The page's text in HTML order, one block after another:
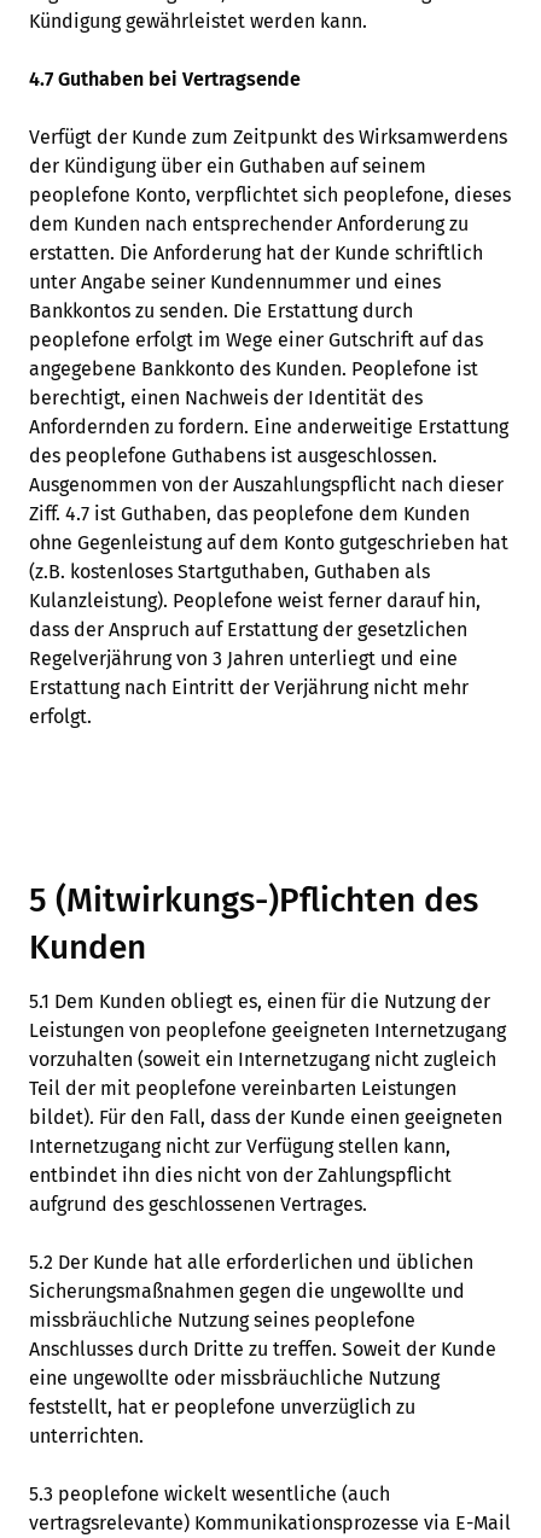
Kündigung gewährleistet werden kann.
4.7 Guthaben bei Vertragsende
Verfügt der Kunde zum Zeitpunkt des Wirksamwerdens
der Kündigung über ein Guthaben auf seinem
peoplefone Konto, verpflichtet sich peoplefone, dieses
dem Kunden nach entsprechender Anforderung zu
erstatten. Die Anforderung hat der Kunde schriftlich
unter Angabe seiner Kundennummer und eines
Bankkontos zu senden. Die Erstattung durch
peoplefone erfolgt im Wege einer Gutschrift auf das
angegebene Bankkonto des Kunden. Peoplefone ist
berechtigt, einen Nachweis der Identität des
Anfordernden zu fordern. Eine anderweitige Erstattung
des peoplefone Guthabens ist ausgeschlossen.
Ausgenommen von der Auszahlungspflicht nach dieser
Ziff. 4.7 ist Guthaben, das peoplefone dem Kunden
ohne Gegenleistung auf dem Konto gutgeschrieben hat
(z.B. kostenloses Startguthaben, Guthaben als
Kulanzleistung). Peoplefone weist ferner darauf hin,
dass der Anspruch auf Erstattung der gesetzlichen
Regelverjährung von 3 Jahren unterliegt und eine
Erstattung nach Eintritt der Verjährung nicht mehr
erfolgt.
5 (Mitwirkungs-)Pflichten des
Kunden
5.1 Dem Kunden obliegt es, einen für die Nutzung der
Leistungen von peoplefone geeigneten Internetzugang
vorzuhalten (soweit ein Internetzugang nicht zugleich
Teil der mit peoplefone vereinbarten Leistungen
bildet). Für den Fall, dass der Kunde einen geeigneten
Internetzugang nicht zur Verfügung stellen kann,
entbindet ihn dies nicht von der Zahlungspflicht
aufgrund des geschlossenen Vertrages.
5.2 Der Kunde hat alle erforderlichen und üblichen
Sicherungsmaßnahmen gegen die ungewollte und
missbräuchliche Nutzung seines peoplefone
Anschlusses durch Dritte zu treffen. Soweit der Kunde
eine ungewollte oder missbräuchliche Nutzung
feststellt, hat er peoplefone unverzüglich zu
unterrichten.
5.3 peoplefone wickelt wesentliche (auch
vertragsrelevante) Kommunikationsprozesse via E-Mail